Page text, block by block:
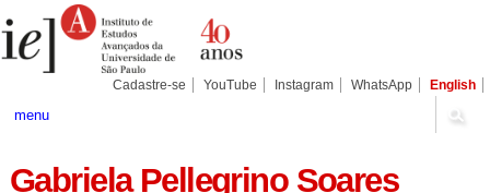
para
conteúdo.
Pessoais
Cadastre-se YouTube Instagram WhatsApp English
menu
Gabriela Pellegrino Soares